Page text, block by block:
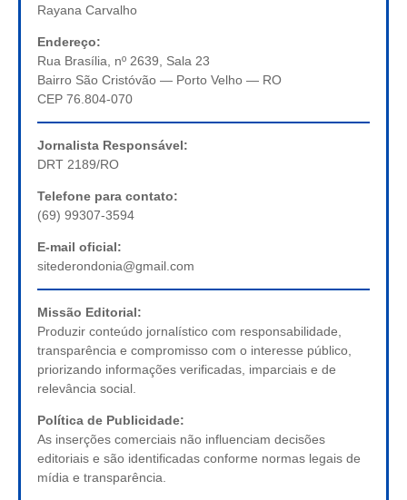
Rayana Carvalho
Endereço:
Rua Brasília, nº 2639, Sala 23
Bairro São Cristóvão — Porto Velho — RO
CEP 76.804-070
Jornalista Responsável:
DRT 2189/RO
Telefone para contato:
(69) 99307-3594
E-mail oficial:
sitederondonia@gmail.com
Missão Editorial:
Produzir conteúdo jornalístico com responsabilidade,
transparência e compromisso com o interesse público,
priorizando informações verificadas, imparciais e de
relevância social.
Política de Publicidade:
As inserções comerciais não influenciam decisões
editoriais e são identificadas conforme normas legais de
mídia e transparência.